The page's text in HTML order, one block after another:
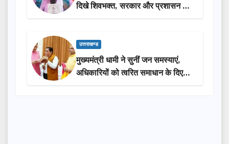
दिखे शिवभक्त, सरकार और प्रशासन की
सराहना…
उत्तराखण्ड
मुख्यमंत्री धामी ने सुनीं जन समस्याएं,
अधिकारियों को त्वरित समाधान के दिए
निर्देश